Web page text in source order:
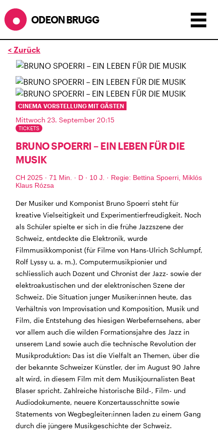
ODEON BRUGG
Anzeigen als:
ÖFFNUNGSZEITEN
SOMMERÖFFNUNGSZEITEN
CINEMA2.7. bis 1.9. geschlossen
ZMITTAG2.7. bis 9.8. geschlossen
BAR+BISTRO
während demStadtfest Brugg, 20. bis 30. August,
bleibt das Haus jeweils von Freitag Abend bis Montag
Morgen geschlossen
Reguläre Öffnungszeiten:
CINEMA und BÜHNE
45 Min. vor Vorstellungsbeginn(siehe Programm)
Tickets und Gutscheine können an der Kinokasse und
an der Bar gekauft werden.
KASSE und TELEFON
Tel. 056 450 35 65
Montag bis Freitag ab 17 Uhr
Samstag und Sonntag ab 10 Uhr
BAR+BISTRO
Montag bis Donnerstag 11.30 Uhr bis 23 Uhr
Freitag 11.30 Uhr bis 24 Uhr
< Zurück
CINEMA VORSTELLUNG MIT GÄSTEN
Mittwoch 23. September 20:15
TICKETS
BRUNO SPOERRI – EIN LEBEN FÜR DIE
MUSIK
CH 2025 · 71 Min. · D · 10 J. · Regie: Bettina Spoerri, Miklós
Klaus Rózsa
Der Musiker und Komponist Bruno Spoerri steht für
kreative Vielseitigkeit und Experimentierfreudigkeit. Noch
als Schüler spielte er sich in die frühe Jazzszene der
Schweiz, entdeckte die Elektronik, wurde
Filmmusikkomponist (für Filme von Hans-Ulrich Schlumpf,
Rolf Lyssy u. a. m.), Computermusikpionier und
schliesslich auch Dozent und Chronist der Jazz- sowie der
elektroakustischen und der elektronischen Szene der
Schweiz. Die Situation junger Musiker:innen heute, das
Verhältnis von Improvisation und Komposition, Musik und
Film, die Entstehung des hiesigen Werbefernsehens, aber
vor allem auch die wilden Formationsjahre des Jazz in
unserem Land sowie auch die technische Revolution der
Musikproduktion: Das ist die Vielfalt an Themen, über die
der bekannte Schweizer Künstler, der im August 90 Jahre
alt wird, in diesem Film mit dem Musikjournalisten Beat
Blaser spricht. Zahlreiche historische Bild-, Film- und
Audiodokumente, neuere Konzertausschnitte sowie
Statements von Wegbegleiter:innen laden zu einem Gang
durch die jüngere Musikgeschichte der Schweiz.